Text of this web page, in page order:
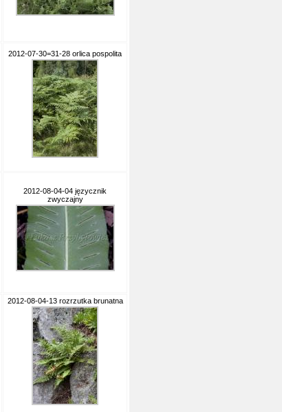
2012-07-30=31-28 orlica pospolita
2012-08-04-04 języcznik
zwyczajny
2012-08-04-13 rozrzutka brunatna